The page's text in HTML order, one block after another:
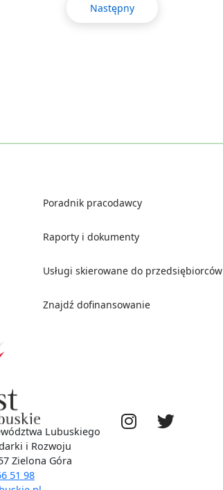
Następny
Poradnik pracodawcy
Raporty i dokumenty
Usługi skierowane do przedsiębiorców
Znajdź dofinansowanie
Lubuskiego
i Rozwoju
Zielona Góra
51 98